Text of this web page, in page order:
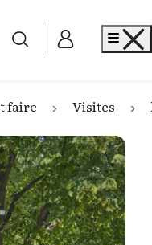
faire Visites